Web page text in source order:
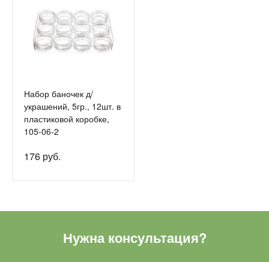
Набор баночек д/
украшений, 5гр., 12шт. в
пластиковой коробке,
105-06-2
176 руб.
Нужна консультация?